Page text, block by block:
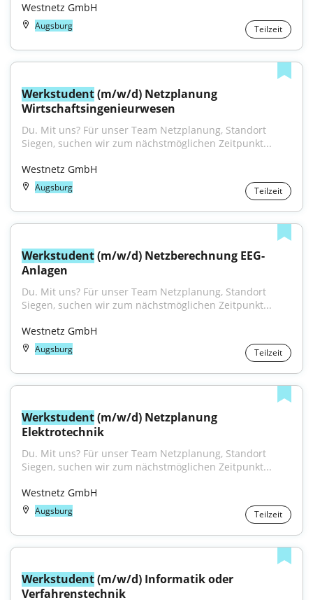
Westnetz GmbH
Augsburg Teilzeit
Werkstudent (m/w/d) Netzplanung
Wirtschaftsingenieurwesen
Du. Mit uns? Für unser Team Netzplanung, Standort
Siegen, suchen wir zum nächstmöglichen Zeitpunkt...
Westnetz GmbH
Augsburg Teilzeit
Werkstudent (m/w/d) Netzberechnung EEG-
Anlagen
Du. Mit uns? Für unser Team Netzplanung, Standort
Siegen, suchen wir zum nächstmöglichen Zeitpunkt...
Westnetz GmbH
Augsburg Teilzeit
Werkstudent (m/w/d) Netzplanung
Elektrotechnik
Du. Mit uns? Für unser Team Netzplanung, Standort
Siegen, suchen wir zum nächstmöglichen Zeitpunkt...
Westnetz GmbH
Augsburg Teilzeit
Werkstudent (m/w/d) Informatik oder
Verfahrenstechnik